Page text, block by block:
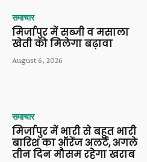
समाचार
मिर्जापुर में सब्जी व मसाला
खेती को मिलेगा बढ़ावा
August 6, 2026
समाचार
मिर्जापुर में भारी से बहुत भारी
बारिश का ऑरेंज अलर्ट, अगले
तीन दिन मौसम रहेगा खराब